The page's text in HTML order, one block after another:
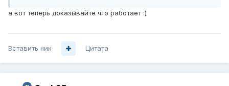
а вот теперь доказывайте что работает :)
Вставить ник Цитата